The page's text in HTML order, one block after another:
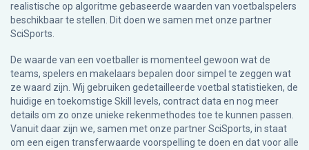
realistische op algoritme gebaseerde waarden van voetbalspelers
beschikbaar te stellen. Dit doen we samen met onze partner
SciSports
De waarde van een voetballer is momenteel gewoon wat de
teams, spelers en makelaars bepalen door simpel te zeggen wat
ze waard zijn. Wij gebruiken gedetailleerde voetbal statistieken, de
huidige en toekomstige Skill levels, contract data en nog meer
details om zo onze unieke rekenmethodes toe te kunnen passen.
Vanuit daar zijn we, samen met onze partner SciSports, in staat
om een eigen transferwaarde voorspelling te doen en dat voor alle